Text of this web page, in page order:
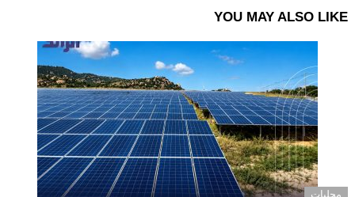
YOU MAY ALSO LIKE
محليات